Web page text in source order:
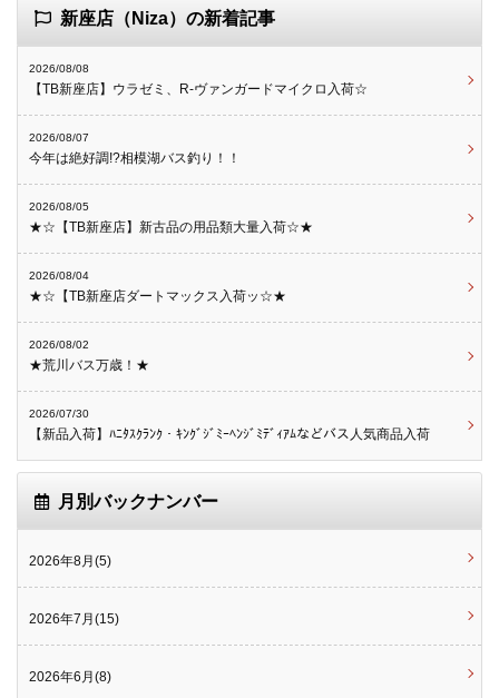
新座店（Niza）の新着記事
2026/08/08
【TB新座店】ウラゼミ、R-ヴァンガードマイクロ入荷☆
2026/08/07
今年は絶好調!?相模湖バス釣り！！
2026/08/05
★☆【TB新座店】新古品の用品類大量入荷☆★
2026/08/04
★☆【TB新座店ダートマックス入荷ッ☆★
2026/08/02
★荒川バス万歳！★
2026/07/30
【新品入荷】ﾊﾆﾀｽｸﾗﾝｸ・ｷﾝｸﾞｼﾞﾐｰﾍﾝｼﾞﾐﾃﾞｨｱﾑなどバス人気商品入荷
月別バックナンバー
2026年8月(5)
2026年7月(15)
2026年6月(8)